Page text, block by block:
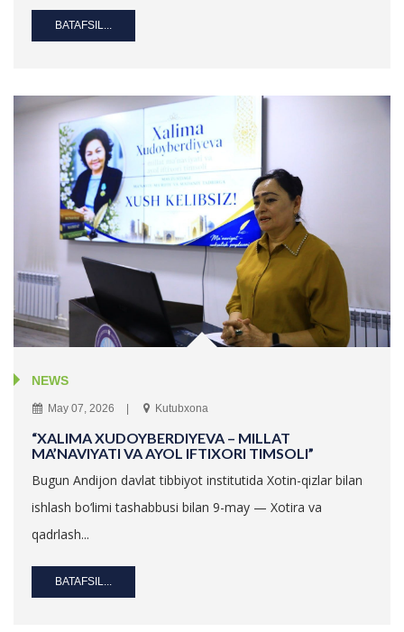
BATAFSIL...
NEWS
May 07, 2026 Kutubxona
“XALIMA XUDOYBERDIYEVA – MILLAT
MA’NAVIYATI VA AYOL IFTIXORI TIMSOLI”
Bugun Andijon davlat tibbiyot institutida Xotin-qizlar bilan
ishlash bo‘limi tashabbusi bilan 9-may — Xotira va
qadrlash...
BATAFSIL...